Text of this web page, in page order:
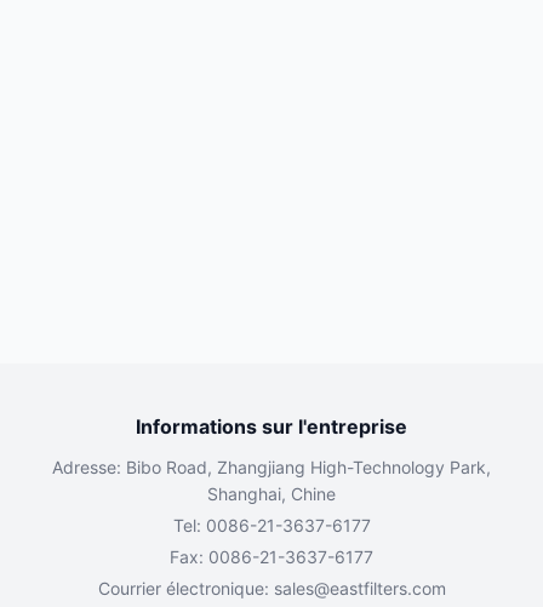
Informations sur l'entreprise
Adresse: Bibo Road, Zhangjiang High-Technology Park,
Shanghai, Chine
Tel: 0086-21-3637-6177
Fax: 0086-21-3637-6177
Courrier électronique: sales@eastfilters.com